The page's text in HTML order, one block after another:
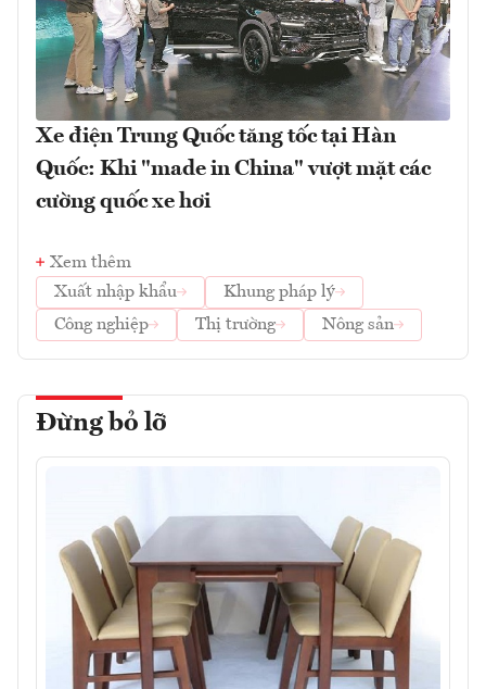
Xe điện Trung Quốc tăng tốc tại Hàn
Quốc: Khi "made in China" vượt mặt các
cường quốc xe hơi
Xem thêm
Xuất nhập khẩu
Khung pháp lý
Công nghiệp
Thị trường Nông sản
Đừng bỏ lỡ